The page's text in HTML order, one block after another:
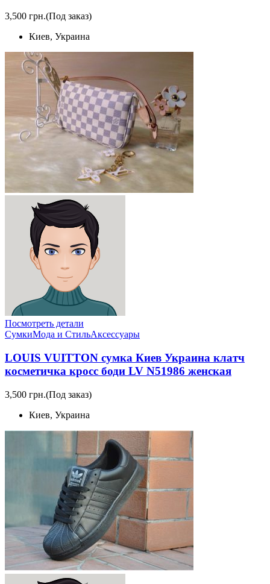
3,500 грн.(Под заказ)
Киев, Украина
Посмотреть детали
СумкиМода и СтильАксессуары
LOUIS VUITTON сумка Киев Украина клатч
косметичка кросс боди LV N51986 женская
3,500 грн.(Под заказ)
Киев, Украина